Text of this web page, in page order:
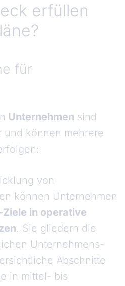
erfüllen
für
Unternehmen sind
und können mehrere
von
können Unternehmen
in operative
. Sie gliedern die
Unternehmens-
Abschnitte
in mittel- bis